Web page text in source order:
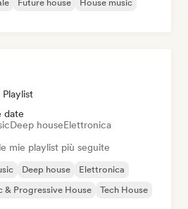
Future house
House music
date
Deep houseElettronica
mie playlist più seguite
Deep house
Elettronica
& Progressive House Tech House